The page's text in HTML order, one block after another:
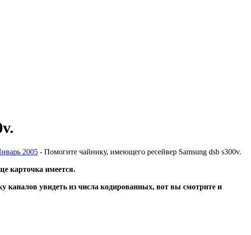
2005 - Помогите чайнику, имеющего ресейвер Samsung dsb s300v.
карточка имеется.
каналов увидеть из числа кодированных, вот вы смотрите и